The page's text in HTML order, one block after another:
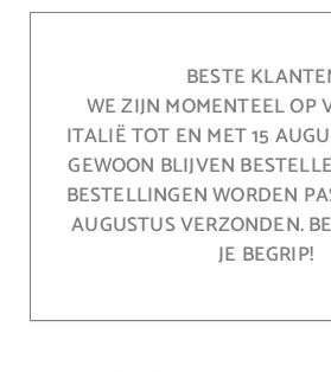
BESTE
WE ZIJN MOMENTEEL OP
ITALIË TOT EN MET 15
GEWOON BLIJVEN
BESTELLINGEN WORDEN
AUGUSTUS VERZONDEN.
JE BEGRIP!